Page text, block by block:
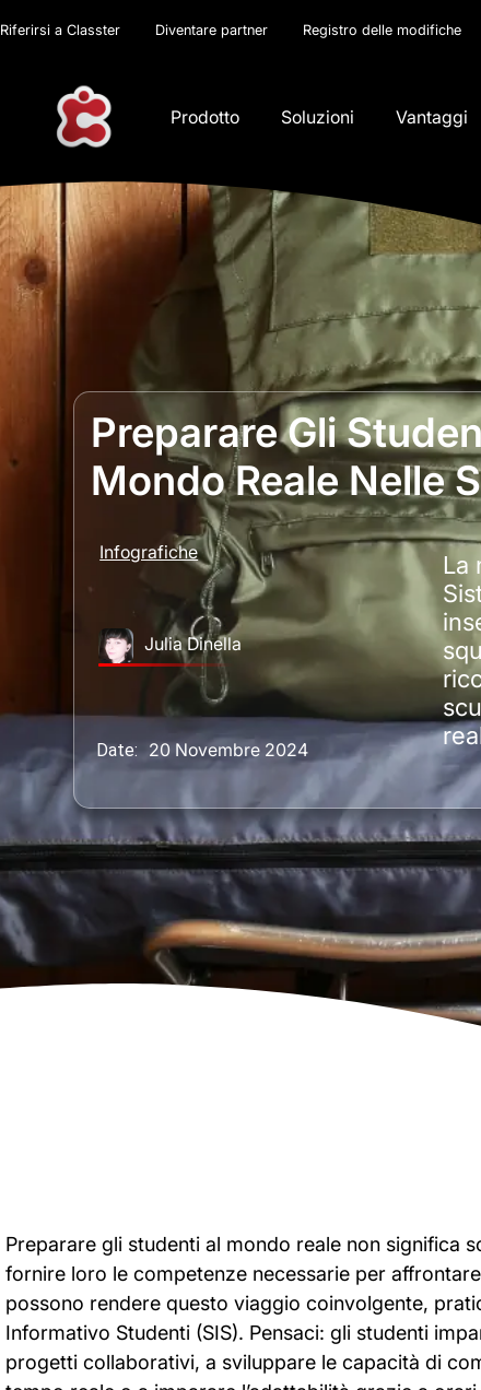
Riferirsi a Classter Diventare partner Registro delle modifiche
Prodotto Soluzioni Vantaggi
Preparare Gli
Mondo Reale Nelle
Infografiche
Julia Dinella
Date: 20 Novembre 2024
La
Preparare gli studenti al mondo reale non significa
fornire loro le competenze necessarie per
possono rendere questo viaggio coinvolgente,
Informativo Studenti (SIS). Pensaci: gli studenti
progetti collaborativi, a sviluppare le capacità di